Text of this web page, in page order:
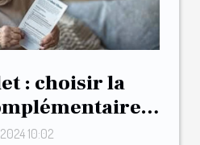
: choisir la
retraite
10:02